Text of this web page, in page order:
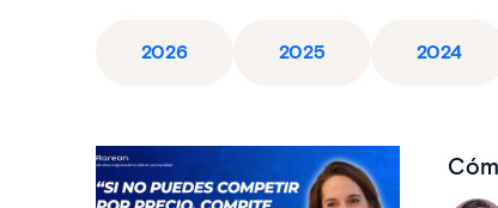
2026 2025 2024